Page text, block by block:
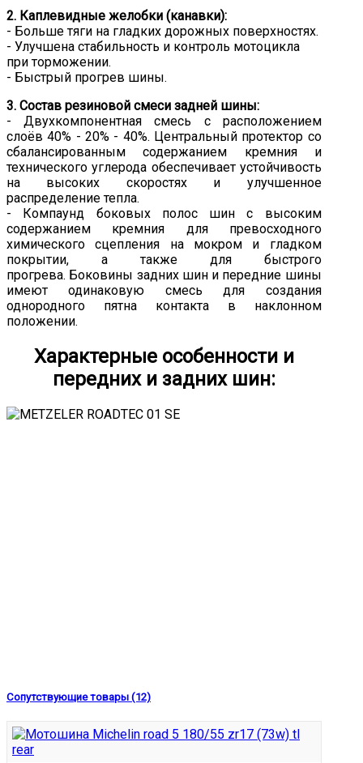
2. Каплевидные желобки (канавки):
- Больше тяги на гладких дорожных поверхностях.
- Улучшена стабильность и контроль мотоцикла
при торможении.
- Быстрый прогрев шины.
3. Состав резиновой смеси задней шины:
- Двухкомпонентная смесь с расположением
слоёв 40% - 20% - 40%. Центральный протектор со
сбалансированным содержанием кремния и
технического углерода обеспечивает устойчивость
на высоких скоростях и улучшенное
распределение тепла.
- Компаунд боковых полос шин с высоким
содержанием кремния для превосходного
химического сцепления на мокром и гладком
покрытии, а также для быстрого
прогрева. Боковины задних шин и передние шины
имеют одинаковую смесь для создания
однородного пятна контакта в наклонном
положении.
Характерные особенности и
передних и задних шин:
Сопутствующие товары (12)